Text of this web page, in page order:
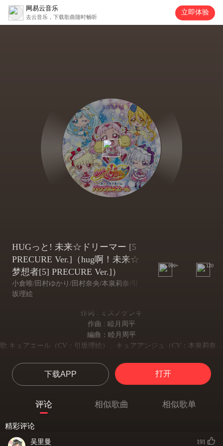
网易云音乐
去云音乐，下载歌曲随时畅听
立即体验
HUGっと! 未来☆ドリーマー [5
PRECURE Ver.]（hug啊！未来☆
梦想者[5] PRECURE Ver.]）
小倉唯/田村ゆかり/田村奈央/本泉莉奈/引
坂理絵
999+ 120
作词 : ミズノゲンキ
作曲 : 睦月周平
編曲：睦月周平
全員:イェイ! エール:HUGっとGood プリキュア!
Yeah! Hugtto Good Precure!
マシェリ:お仕事うんと盛りだくさん!
工作一下子就冒出一大堆!
アンジュ:空をびゅびゅんっと パイロット
下载APP 打开
评论 相似歌曲 相似歌单
精彩评论
吴里曼 191